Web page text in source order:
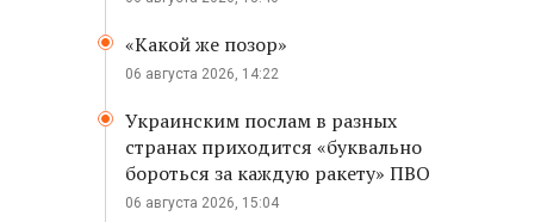
«Какой же позор»
06 августа 2026, 14:22
Украинским послам в разных
странах приходится «буквально
бороться за каждую ракету» ПВО
06 августа 2026, 15:04